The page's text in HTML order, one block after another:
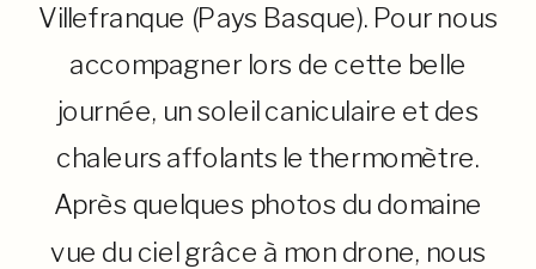
Villefranque (Pays Basque). Pour nous
accompagner lors de cette belle
journée, un soleil caniculaire et des
chaleurs affolants le thermomètre.
Après quelques photos du domaine
vue du ciel grâce à mon drone, nous